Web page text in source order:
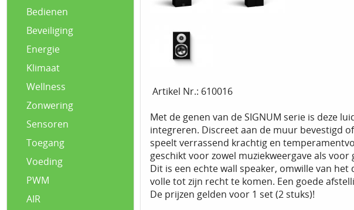
Bedienen
Beveiliging
Energie
Klimaat
Wellness
Zonwering
Sensoren
Toegang
Voeding
PWM
AIR
Artikel Nr.: 610016
Met de genen van de SIGNUM serie is deze
integreren. Discreet aan de muur bevestigd
speelt verrassend krachtig en
geschikt voor zowel muziekweergave als
Dit is een echte wall speaker, omwille van
volle tot zijn recht te komen. Een goede
De prijzen gelden voor 1 set (2 stuks)!